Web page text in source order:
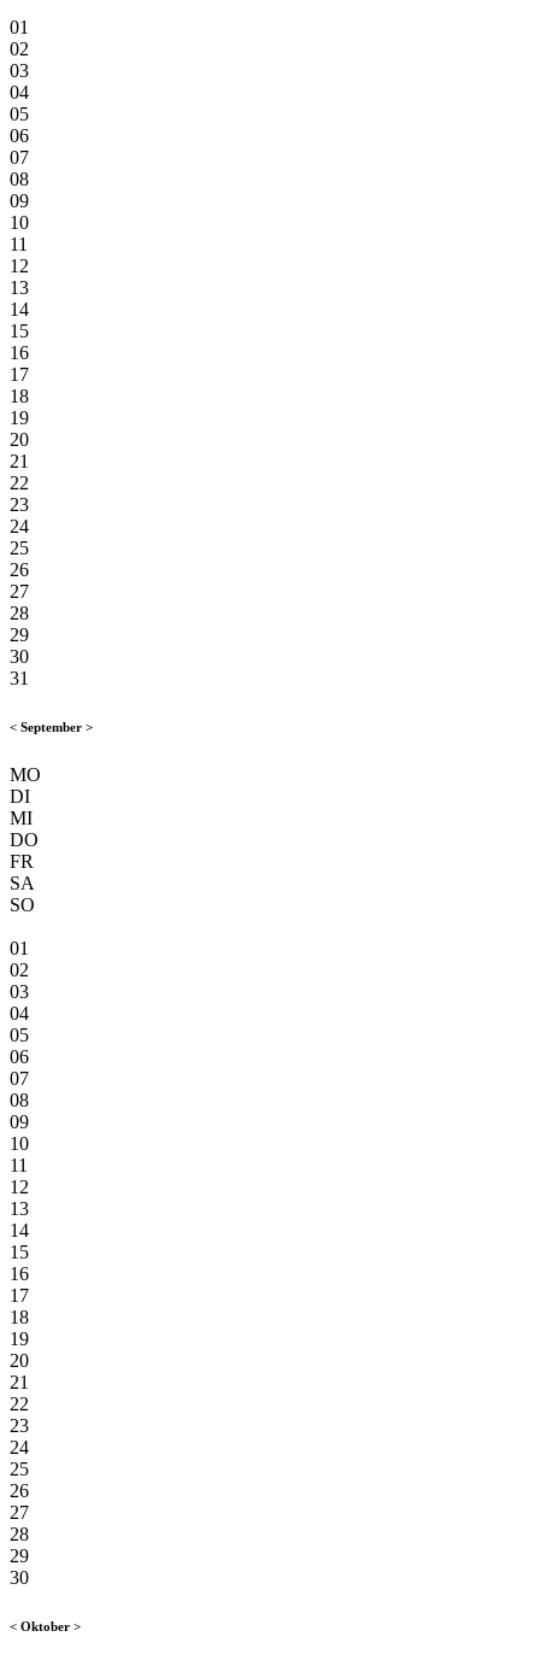
01
02
03
04
05
06
07
08
09
10
11
12
13
14
15
16
17
18
19
20
21
22
23
24
25
26
27
28
29
30
31
< September >
MO
DI
MI
DO
FR
SA
SO
01
02
03
04
05
06
07
08
09
10
11
12
13
14
15
16
17
18
19
20
21
22
23
24
25
26
27
28
29
30
< Oktober >